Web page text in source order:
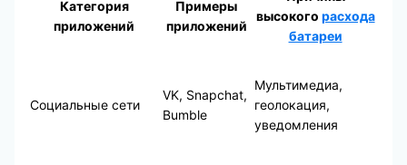
Категория
приложений
Примеры
приложений
высокого расхода
батареи
Социальные сети
VK, Snapchat,
Bumble
Мультимедиа,
геолокация,
уведомления